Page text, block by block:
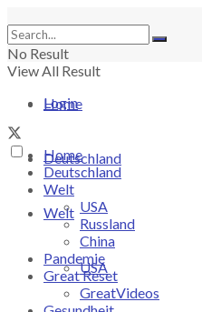
No Result
View All Result
Login
Home
Deutschland
Welt
USA
Home
Deutschland
Welt
USA
Russland
China
Pandemie
Great Reset
GreatVideos